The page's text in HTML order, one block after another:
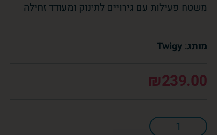
משטח פעילות עם גירויים לתינוק ומעודד זחילה
מותג: Twigy
₪239.00